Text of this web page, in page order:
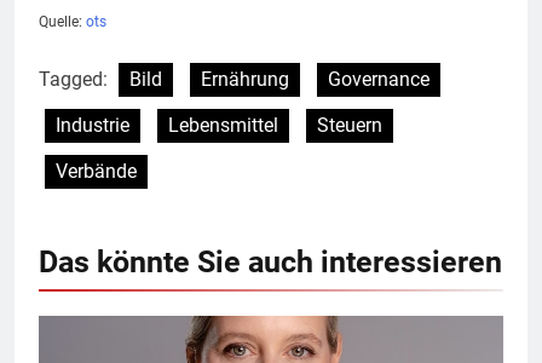
Quelle: ots
Tagged: Bild Ernährung
Governance
Industrie
Lebensmittel
Steuern
Verbände
Das könnte Sie auch interessieren